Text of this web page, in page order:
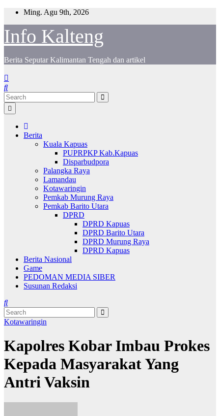
Skip
content
Ming. Agu 9th, 2026
Info Kalteng
Berita Seputar Kalimantan Tengah dan artikel
Berita
Kuala Kapuas
PUPRPKP Kab.Kapuas
Disparbudpora
Palangka Raya
Lamandau
Kotawaringin
Pemkab Murung Raya
Pemkab Barito Utara
DPRD
DPRD Kapuas
DPRD Barito Utara
DPRD Murung Raya
DPRD Kapuas
Berita Nasional
Game
PEDOMAN MEDIA SIBER
Susunan Redaksi
Kotawaringin
Kapolres Kobar Imbau Prokes
Kepada Masyarakat Yang
Antri Vaksin